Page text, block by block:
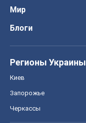
Мир
Блоги
Регионы Украины
Киев
Запорожье
Черкассы